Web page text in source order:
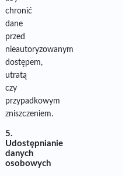
chronić
dane
przed
nieautoryzowanym
dostępem,
utratą
czy
przypadkowym
zniszczeniem.
5.
Udostępnianie
danych
osobowych